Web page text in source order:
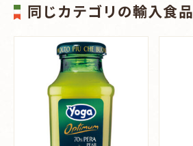
同じカテゴリの輸入食品